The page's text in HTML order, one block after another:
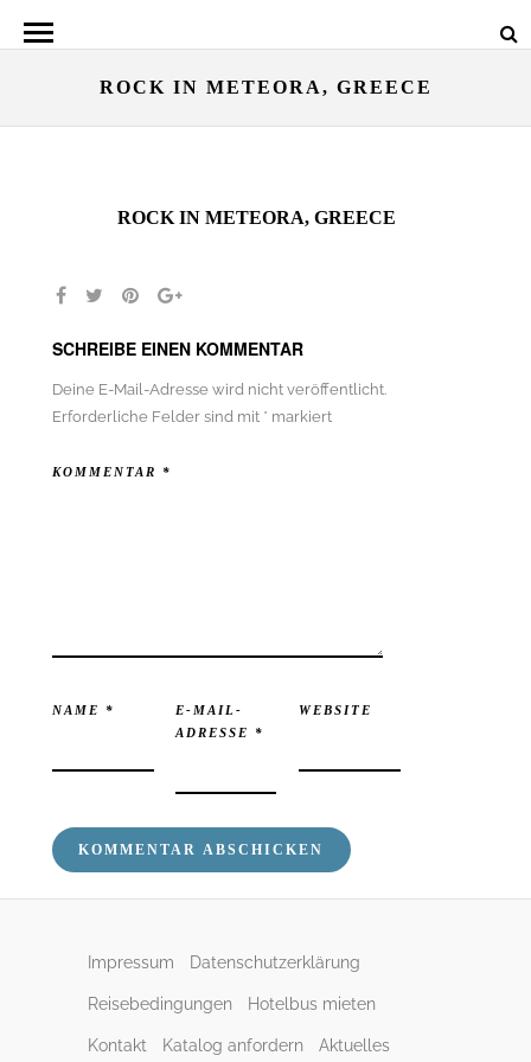
ROCK IN METEORA, GREECE
ROCK IN METEORA, GREECE
SCHREIBE EINEN KOMMENTAR
Deine E-Mail-Adresse wird nicht veröffentlicht.
Erforderliche Felder sind mit * markiert
KOMMENTAR *
NAME *
E-MAIL-
ADRESSE *
WEBSITE
Impressum Datenschutzerklärung
Reisebedingungen Hotelbus mieten
Kontakt Katalog anfordern Aktuelles